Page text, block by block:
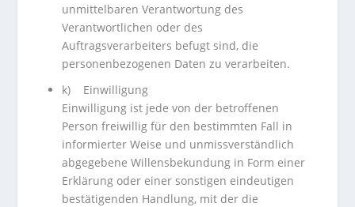
unmittelbaren Verantwortung des
Verantwortlichen oder des
Auftragsverarbeiters befugt sind, die
personenbezogenen Daten zu verarbeiten.
k) Einwilligung
Einwilligung ist jede von der betroffenen
Person freiwillig für den bestimmten Fall in
informierter Weise und unmissverständlich
abgegebene Willensbekundung in Form einer
Erklärung oder einer sonstigen eindeutigen
bestätigenden Handlung, mit der die